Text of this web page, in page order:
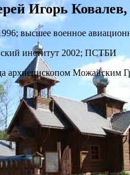
Игорь Ковалев,
высшее военное
институт 2002; ПСТБИ
архиепископом Можайским